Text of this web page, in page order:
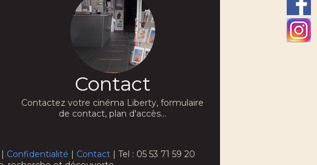
Contact
Contactez votre cinéma Liberty, formulaire
de contact, plan d'accès...
| Confidentialité | Contact | Tel : 05 53 71 59 20